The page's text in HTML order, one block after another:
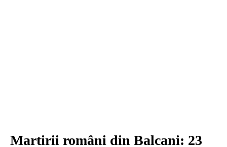
Martirii români din Balcani: 23